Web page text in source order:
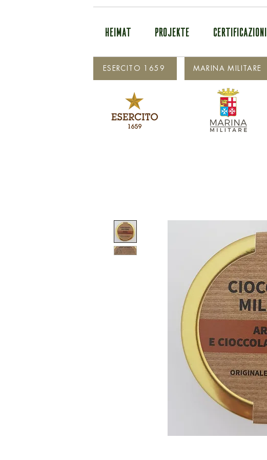
HEIMAT PROJEKTE CERTIFICAZIONI
ESERCITO 1659 MARINA MILITARE